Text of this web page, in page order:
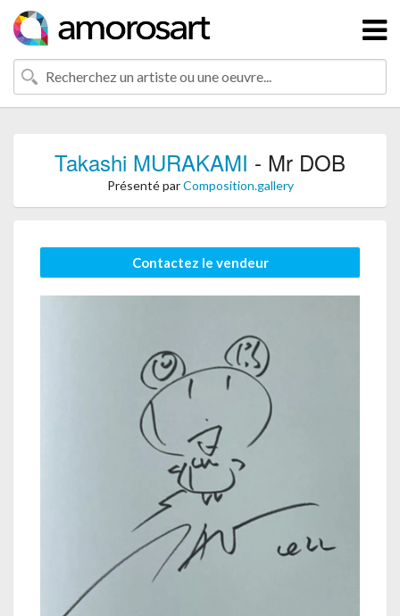
Takashi MURAKAMI - Mr DOB
Présenté parComposition.gallery
Contactez le vendeur